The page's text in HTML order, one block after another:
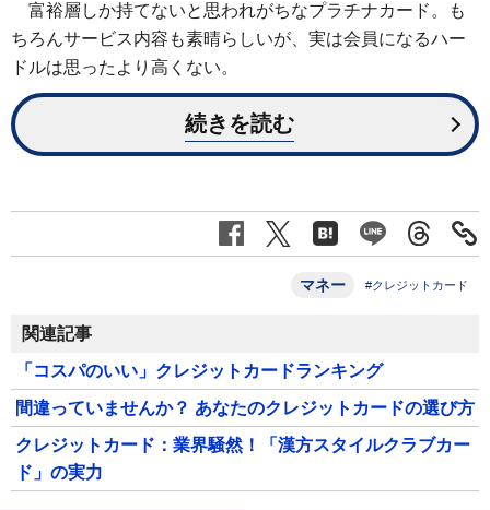
富裕層しか持てないと思われがちなプラチナカード。も
ちろんサービス内容も素晴らしいが、実は会員になるハー
ドルは思ったより高くない。
続きを読む
マネー #クレジットカード
関連記事
「コスパのいい」クレジットカードランキング
間違っていませんか？ あなたのクレジットカードの選び方
クレジットカード：業界騒然！「漢方スタイルクラブカー
ド」の実力